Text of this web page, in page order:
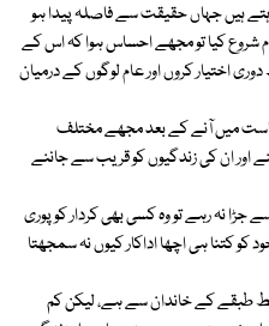
ہیں جہاں حقیقت سے فاصلہ پیدا ہو
شروع کیا تو مجھے احساس ہوا کہ اس کے
اختیار کروں اور عام لوگوں کے درمیان
میں آنے کے بعد مجھے مختلف
اور ان کی زندگیوں کو قریب سے جاننے
نہ رہے تو وہ کسی بھی کردار کو پوری
کو کتنا ہی اچھا اداکار کیوں نہ سمجھتا
طبقے کے خاندان سے ہے، لیکن کم